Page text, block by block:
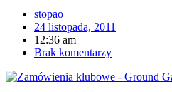
stopao
24 listopada, 2011
12:36 am
Brak komentarzy